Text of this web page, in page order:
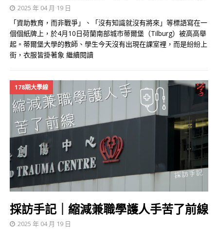
2025 年 04 月 19 日
「資助教育，而非戰爭」、「沒有知識就沒有將來」等標語寫在一
個個紙牌上，於4月10日荷蘭南部城市蒂爾堡（Tilburg）被高高舉
起。蒂爾堡大學的教師、學生今天沒有出現在課室裡，而是紛紛上
街，衣服皆掛著象 繼續閱讀
178期大學線
採訪手記｜縮減兼職學護人手苦了前線
2025 年 04 月 19 日